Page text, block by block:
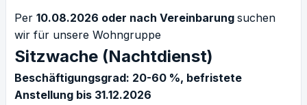
Per 10.08.2026 oder nach Vereinbarung suchen
wir für unsere Wohngruppe
Sitzwache (Nachtdienst)
Beschäftigungsgrad: 20-60 %, befristete
Anstellung bis 31.12.2026